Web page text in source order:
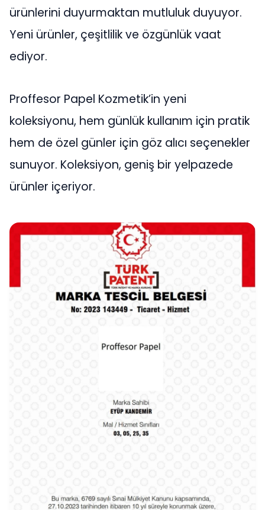
ürünlerini duyurmaktan mutluluk duyuyor.
Yeni ürünler, çeşitlilik ve özgünlük vaat
ediyor.
Proffesor Papel Kozmetik’in yeni
koleksiyonu, hem günlük kullanım için pratik
hem de özel günler için göz alıcı seçenekler
sunuyor. Koleksiyon, geniş bir yelpazede
ürünler içeriyor.